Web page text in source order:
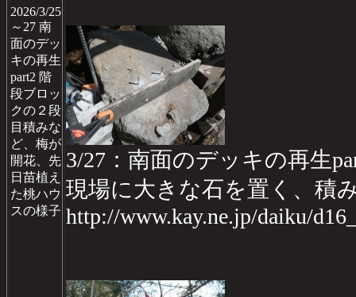
2026/3/25
～27 南
面のデッ
キの再生
part2 階
段ブロッ
クの２段
目積みな
ど、梅が
開花、先
日苗植え
た桃ハウ
スの様子
3/27：南面のデッキの再生
現場に大きな石を置く、積
http://www.kay.ne.jp/daiku/